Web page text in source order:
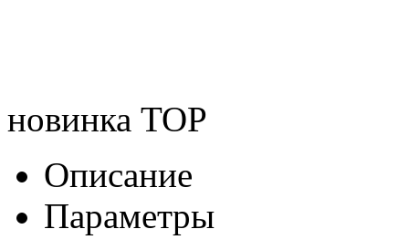
новинка TOP
Описание
Параметры